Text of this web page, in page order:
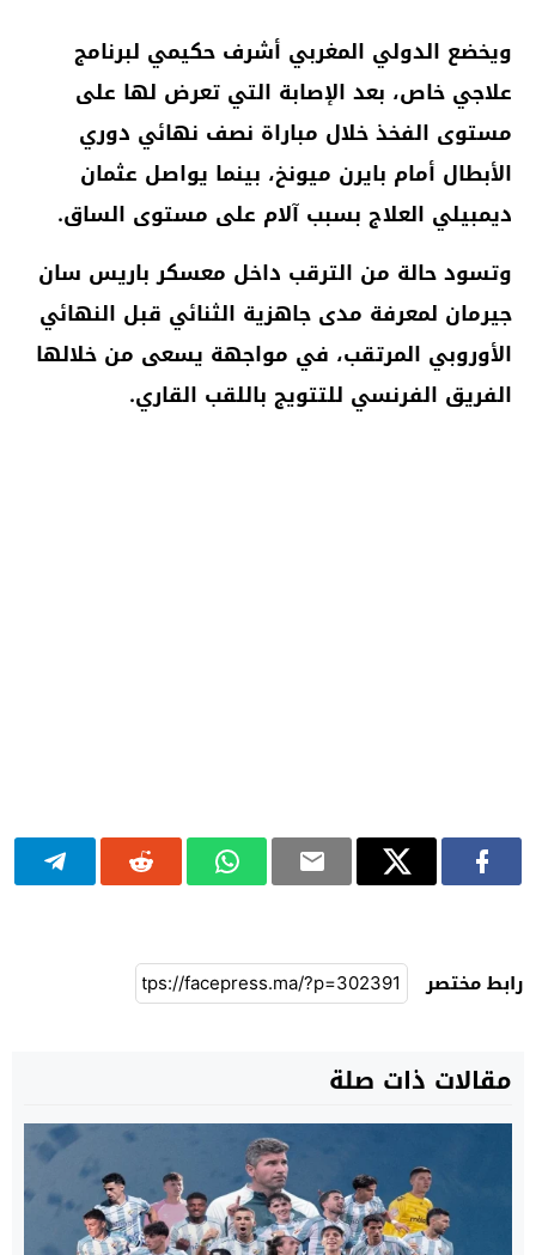
ويخضع الدولي المغربي أشرف حكيمي لبرنامج
علاجي خاص، بعد الإصابة التي تعرض لها على
مستوى الفخذ خلال مباراة نصف نهائي دوري
الأبطال أمام بايرن ميونخ، بينما يواصل عثمان
ديمبيلي العلاج بسبب آلام على مستوى الساق.
وتسود حالة من الترقب داخل معسكر باريس سان
جيرمان لمعرفة مدى جاهزية الثنائي قبل النهائي
الأوروبي المرتقب، في مواجهة يسعى من خلالها
الفريق الفرنسي للتتويج باللقب القاري.
رابط مختصر
مقالات ذات صلة